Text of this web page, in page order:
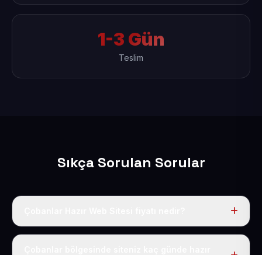
1-3 Gün
Teslim
Sıkça Sorulan Sorular
Tek fiyat uygulanır: yıllık 50 USD + KDV. Bu bedele alan